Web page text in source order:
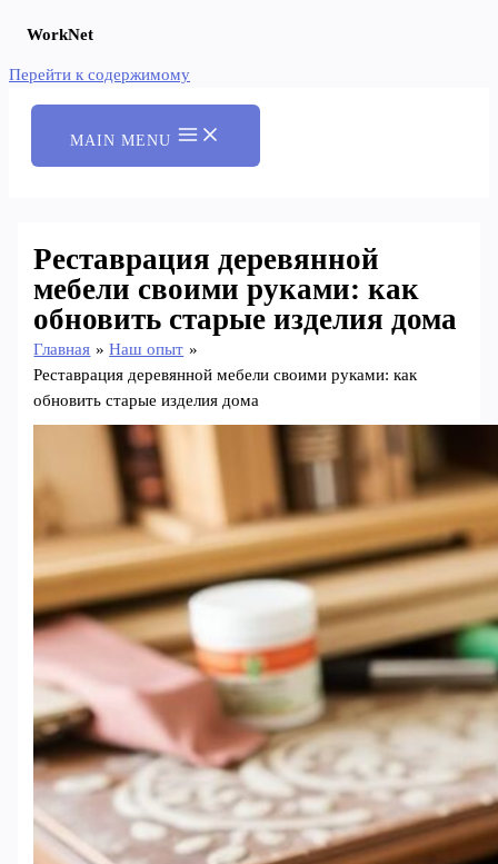
WorkNet
Перейти к содержимому
MAIN MENU
Реставрация деревянной
мебели своими руками: как
обновить старые изделия дома
Главная
Наш опыт
Реставрация деревянной мебели своими руками: как
обновить старые изделия дома